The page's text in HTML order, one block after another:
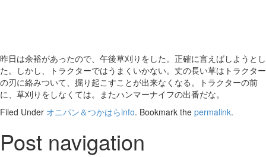
昨日は余裕があったので、午後草刈りをした。正確に言えばしようとし
た。しかし、トラクターではうまくいかない。丈の長い草はトラクター
の刃に絡みついて、掘り起こすことが出来なくなる。トラクターの前
に、草刈りをしなくては。またハンマーナイフの出番だな。
Filed Under オニパン＆つかはらinfo. Bookmark the permalink.
Post navigation